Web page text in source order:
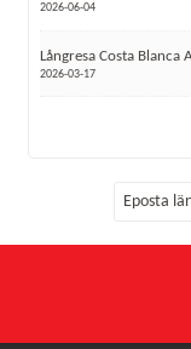
2026-06-04
Långresa Costa Blanca
2026-03-17
Eposta
Jag